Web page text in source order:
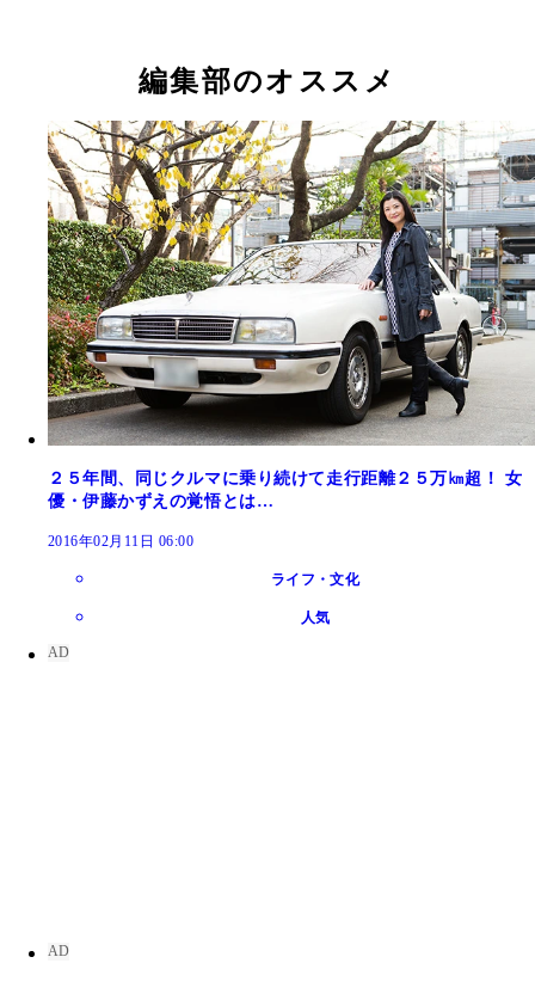
編集部のオススメ
２５年間、同じクルマに乗り続けて走行距離２５万㎞超！ 女
優・伊藤かずえの覚悟とは…
2016年02月11日 06:00
ライフ・文化
人気